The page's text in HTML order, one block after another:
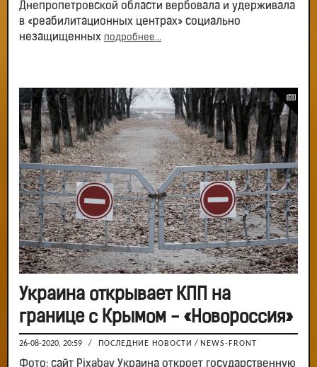
Днепропетровской области вербовала и удерживала
в «реабилитационных центрах» социально
незащищенных подробнее...
Украина открывает КПП на
границе с Крымом - «Новороссия»
26-08-2020, 20:59 / ПОСЛЕДНИЕ НОВОСТИ / NEWS-FRONT
Фото: сайт Pixabay Украина откроет государственную